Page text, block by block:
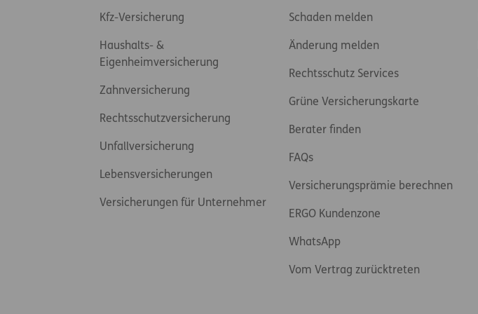
Kfz-Versicherung
Haushalts- &
Eigenheimversicherung
Zahnversicherung
Rechtsschutzversicherung
Unfallversicherung
Lebensversicherungen
Versicherungen für Unternehmer
Schaden melden
Änderung melden
Rechtsschutz Services
Grüne Versicherungskarte
Berater finden
FAQs
Versicherungsprämie berechnen
ERGO Kundenzone
WhatsApp
Vom Vertrag zurücktreten